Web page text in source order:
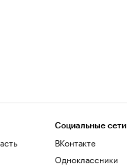
Социальные сети
ВКонтакте
Одноклассники